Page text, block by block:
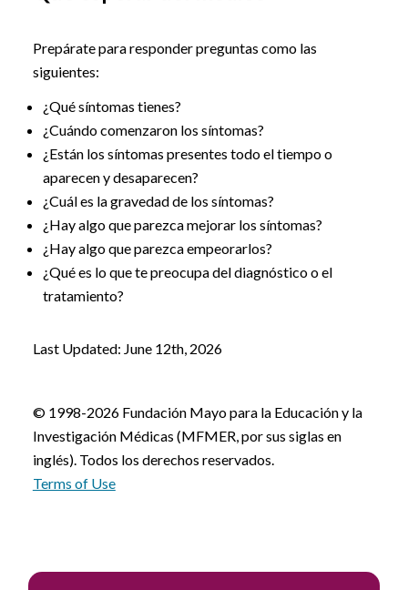
Prepárate para responder preguntas como las
siguientes:
¿Qué síntomas tienes?
¿Cuándo comenzaron los síntomas?
¿Están los síntomas presentes todo el tiempo o
aparecen y desaparecen?
¿Cuál es la gravedad de los síntomas?
¿Hay algo que parezca mejorar los síntomas?
¿Hay algo que parezca empeorarlos?
¿Qué es lo que te preocupa del diagnóstico o el
tratamiento?
Last Updated: June 12th, 2026
© 1998-2026 Fundación Mayo para la Educación y la
Investigación Médicas (MFMER, por sus siglas en
inglés). Todos los derechos reservados.
Terms of Use